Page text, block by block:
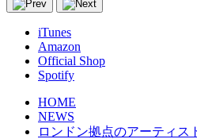
iTunes
Amazon
Official Shop
Spotify
HOME
NEWS
ロンドン拠点のアーティス